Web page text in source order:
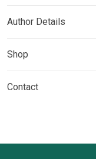
Author Details
Shop
Contact